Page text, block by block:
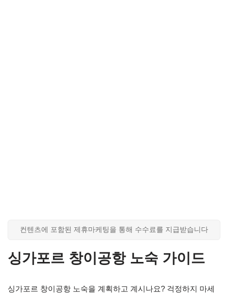
컨텐츠에 포함된 제휴마케팅을 통해 수수료를 지급받습니다
싱가포르 창이공항 노숙 가이드
싱가포르 창이공항 노숙을 계획하고 계시나요? 걱정하지 마세